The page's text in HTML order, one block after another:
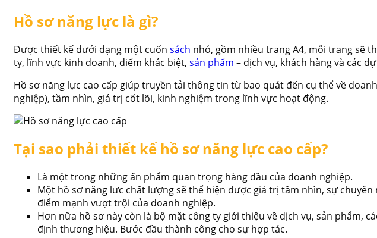
Hồ sơ năng lực là gì?
Được thiết kế dưới dạng một cuốn sách nhỏ, gồm nhiều trang A4, mỗi trang sẽ
ty, lĩnh vực kinh doanh, điểm khác biệt, sản phẩm – dịch vụ, khách hàng và các
Hồ sơ năng lực cao cấp giúp truyền tải thông tin từ bao quát đến cụ thể về
nghiệp), tầm nhìn, giá trị cốt lõi, kinh nghiệm trong lĩnh vực hoạt động.
Tại sao phải thiết kế hồ sơ năng lực cao cấp?
Là một trong những ấn phẩm quan trọng hàng đầu của doanh nghiệp.
Một hồ sơ năng lưc chất lượng sẽ thể hiện được giá trị tầm nhìn, sự
điểm mạnh vượt trội của doanh nghiệp.
Hơn nữa hồ sơ này còn là bộ mặt công ty giới thiệu về dịch vụ, sản phẩm,
định thương hiệu. Bước đầu thành công cho sự hợp tác.